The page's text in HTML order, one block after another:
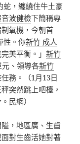
蛇，纏繞住牛土豪
音波健檢下簡稱專
氧機，今朝首
性。你新竹 成人
美平衡。」新竹
、領導各新竹
務。（1月13日
突然跳上吧檯，
民網）
，地區廣、生齒
對生齒活她對著